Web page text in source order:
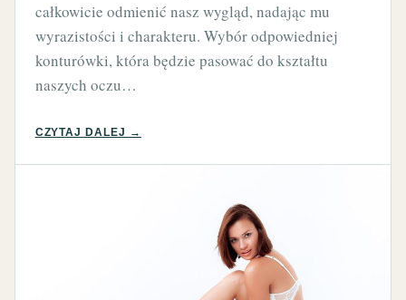
całkowicie odmienić nasz wygląd, nadając mu
wyrazistości i charakteru. Wybór odpowiedniej
konturówki, która będzie pasować do kształtu
naszych oczu…
CZYTAJ DALEJ →